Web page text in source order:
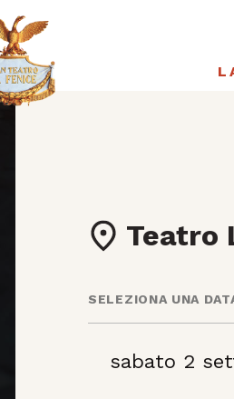
Teatro
SELEZIONA UNA
sabato 2